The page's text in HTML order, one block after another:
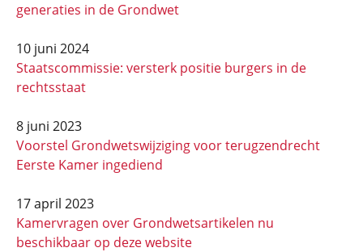
generaties in de Grondwet
10 juni 2024
Staatscommissie: versterk positie burgers in de
rechtsstaat
8 juni 2023
Voorstel Grondwetswijziging voor terugzendrecht
Eerste Kamer ingediend
17 april 2023
Kamervragen over Grondwetsartikelen nu
beschikbaar op deze website